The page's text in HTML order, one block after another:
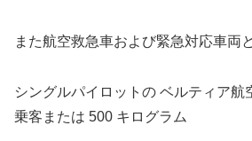
また航空救急車および緊急対応車両
シングルパイロットの ベルティア航
乗客または 500 キログラム